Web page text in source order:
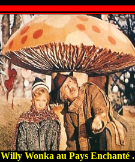
Willy Wonka au Pays Enchanté .